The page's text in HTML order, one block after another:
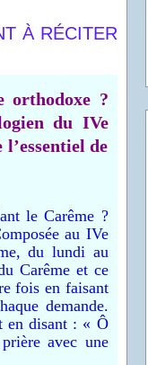
À RÉCITER
orthodoxe ?
du IVe
de
le Carême ?
au IVe
du lundi au
Carême et ce
fois en faisant
demande.
en disant : « Ô
avec une